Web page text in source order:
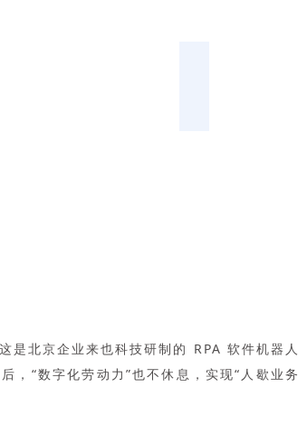
是北京企业来也科技研制的 RPA 软件机器人
，“数字化劳动力”也不休息，实现“人歇业务